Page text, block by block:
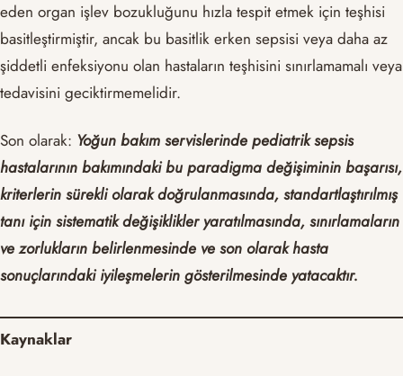
eden organ işlev bozukluğunu hızla tespit etmek için teşhisi
basitleştirmiştir, ancak bu basitlik erken sepsisi veya daha az
şiddetli enfeksiyonu olan hastaların teşhisini sınırlamamalı veya
tedavisini geciktirmemelidir.
Son olarak: Yoğun bakım servislerinde pediatrik sepsis
hastalarının bakımındaki bu paradigma değişiminin başarısı,
kriterlerin sürekli olarak doğrulanmasında, standartlaştırılmış
tanı için sistematik değişiklikler yaratılmasında, sınırlamaların
ve zorlukların belirlenmesinde ve son olarak hasta
sonuçlarındaki iyileşmelerin gösterilmesinde yatacaktır.
Kaynaklar